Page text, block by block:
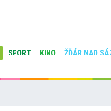
SPORT KINO ŽĎÁR NAD